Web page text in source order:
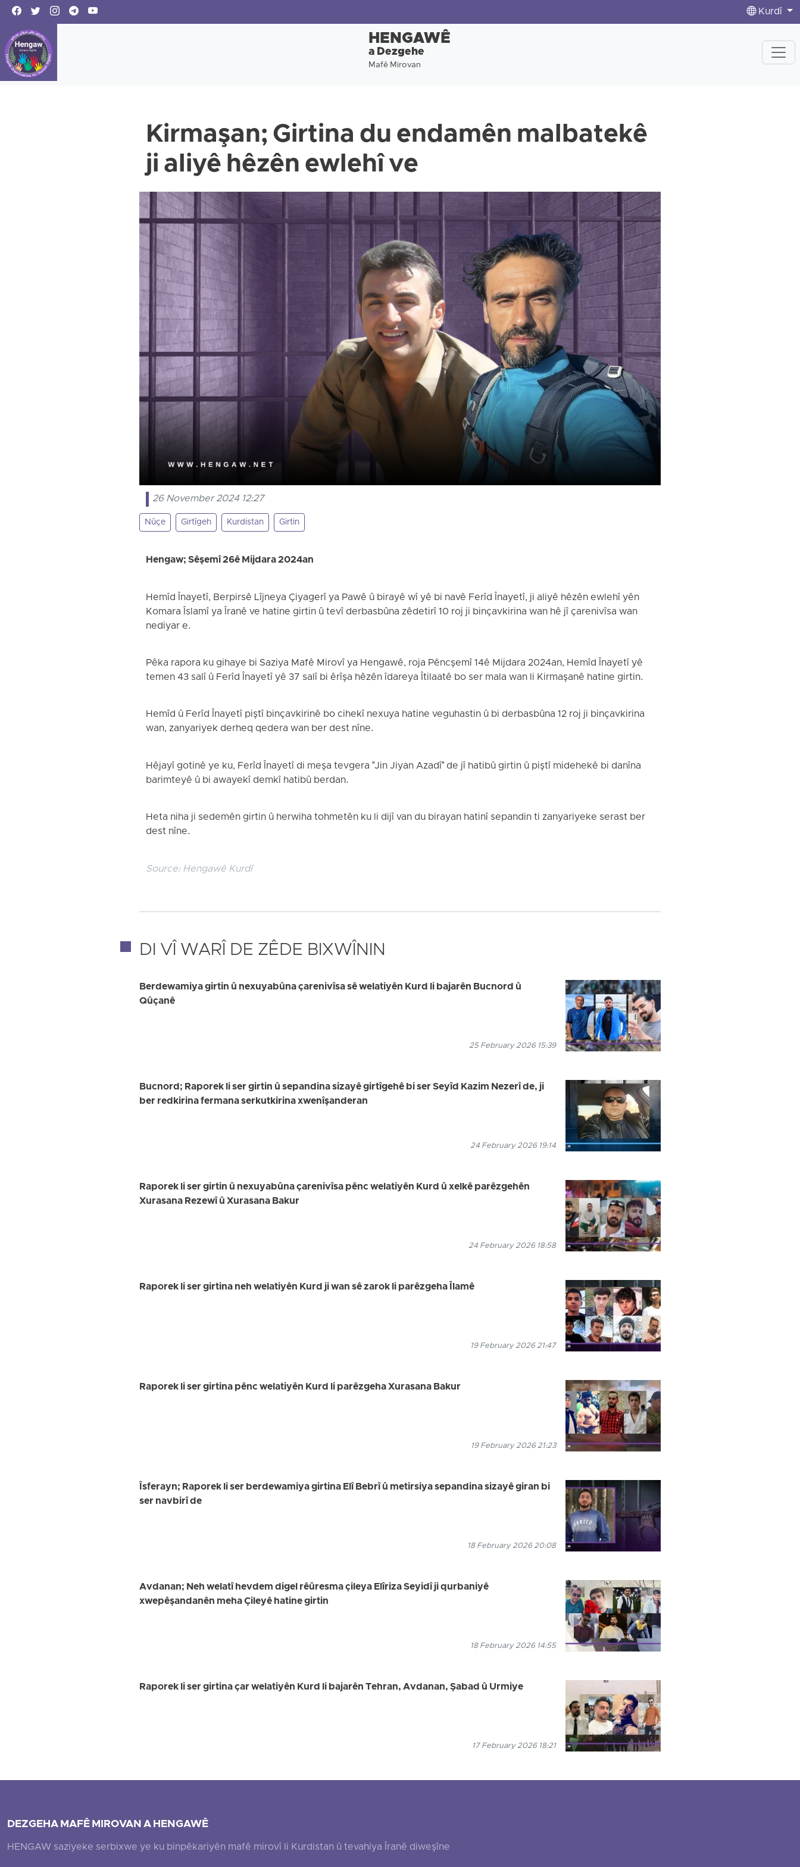
Kurdî
HENGAWÊ
a Dezgehe
Mafê Mirovan
Kirmaşan; Girtina du endamên malbatekê
ji aliyê hêzên ewlehî ve
26 November 2024 12:27
Nûçe Girtîgeh Kurdistan Girtin
Hengaw; Sêşemî 26ê Mijdara 2024an
Hemîd Înayetî, Berpirsê Lîjneya Çiyagerî ya Pawê û birayê wî yê bi navê Ferîd Înayetî, ji aliyê hêzên ewlehî yên
Komara Îslamî ya Îranê ve hatine girtin û tevî derbasbûna zêdetirî 10 roj ji binçavkirina wan hê jî çarenivîsa wan
nediyar e.
Pêka rapora ku gihaye bi Saziya Mafê Mirovî ya Hengawê, roja Pêncşemî 14ê Mijdara 2024an, Hemîd Înayetî yê
temen 43 salî û Ferîd Înayetî yê 37 salî bi êrîşa hêzên îdareya Îtilaatê bo ser mala wan li Kirmaşanê hatine girtin.
Hemîd û Ferîd Înayetî piştî binçavkirinê bo cihekî nexuya hatine veguhastin û bi derbasbûna 12 roj ji binçavkirina
wan, zanyariyek derheq qedera wan ber dest nîne.
Hêjayî gotinê ye ku, Ferîd Înayetî di meşa tevgera "Jin Jiyan Azadî" de jî hatibû girtin û piştî midehekê bi danîna
barimteyê û bi awayekî demkî hatibû berdan.
Heta niha ji sedemên girtin û herwiha tohmetên ku li dijî van du birayan hatinî sepandin ti zanyariyeke serast ber
dest nîne.
Source: Hengawê Kurdî
DI VÎ WARÎ DE ZÊDE BIXWÎNIN
Berdewamiya girtin û nexuyabûna çarenivîsa sê welatiyên Kurd li bajarên Bucnord û
Qûçanê
25 February 2026 15:39
Bucnord; Raporek li ser girtin û sepandina sizayê girtîgehê bi ser Seyîd Kazim Nezerî de, ji
ber redkirina fermana serkutkirina xwenîşanderan
24 February 2026 19:14
Raporek li ser girtin û nexuyabûna çarenivîsa pênc welatiyên Kurd û xelkê parêzgehên
Xurasana Rezewî û Xurasana Bakur
24 February 2026 18:58
Raporek li ser girtina neh welatiyên Kurd ji wan sê zarok li parêzgeha Îlamê
19 February 2026 21:47
Raporek li ser girtina pênc welatiyên Kurd li parêzgeha Xurasana Bakur
19 February 2026 21:23
Îsferayn; Raporek li ser berdewamiya girtina Elî Bebrî û metirsiya sepandina sizayê giran bi
ser navbirî de
18 February 2026 20:08
Avdanan; Neh welatî hevdem digel rêûresma çileya Elîriza Seyidî ji qurbaniyê
xwepêşandanên meha Çileyê hatine girtin
18 February 2026 14:55
Raporek li ser girtina çar welatiyên Kurd li bajarên Tehran, Avdanan, Şabad û Urmiye
17 February 2026 18:21
DEZGEHA MAFÊ MIROVAN A HENGAWÊ
HENGAW saziyeke serbixwe ye ku binpêkariyên mafê mirovî li Kurdistan û tevahiya Îranê diweşîne